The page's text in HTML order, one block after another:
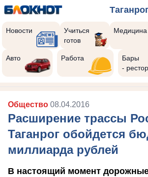
Таганрог
Новости
Учиться
готов
Медицина
Авто Работа
Бары
-
Общество 08.04.2016
Расширение трассы
Таганрог обойдется
миллиарда рублей
В настоящий момент